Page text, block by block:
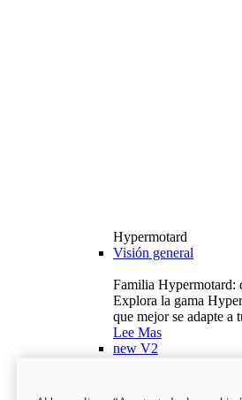
Hypermotard
Visión general
Familia Hypermotard:
Explora la gama
que mejor se adapte a
Lee Mas
new V2
120,4 hp